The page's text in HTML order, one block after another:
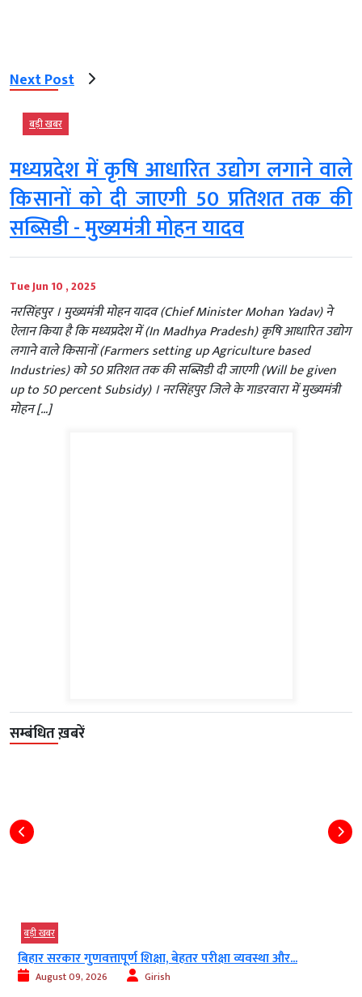
Next Post
बड़ी खबर
मध्यप्रदेश में कृषि आधारित उद्योग लगाने वाले
किसानों को दी जाएगी 50 प्रतिशत तक की
सब्सिडी - मुख्यमंत्री मोहन यादव
Tue Jun 10 , 2025
नरसिंहपुर । मुख्यमंत्री मोहन यादव (Chief Minister Mohan Yadav) ने
ऐलान किया है कि मध्यप्रदेश में (In Madhya Pradesh) कृषि आधारित उद्योग
लगाने वाले किसानों (Farmers setting up Agriculture based
Industries) को 50 प्रतिशत तक की सब्सिडी दी जाएगी (Will be given
up to 50 percent Subsidy) । नरसिंहपुर जिले के गाडरवारा में मुख्यमंत्री
मोहन […]
सम्बंधित ख़बरें
बेहतर परीक्षा व्यवस्था और... भोपाल निवास पर राष्ट्रीय ध्वज